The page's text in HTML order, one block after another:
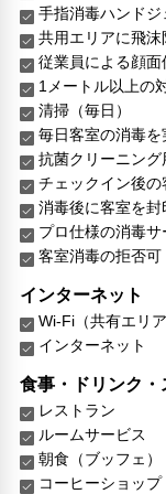
手指消毒ハンドジ
共用エリアに飛
従業員による顔面
1メートル以上の
清掃（毎日）
毎日客室の消毒を
抗菌クリーニング
チェックイン後の
消毒後に客室を封
プロ仕様の消毒サ
客室消毒の拒否可
インターネット
Wi-Fi（共有エリア
インターネット
食事・ドリンク・
レストラン
ルームサービス
朝食（ブッフェ）
コーヒーショップ